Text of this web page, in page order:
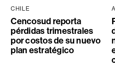
CHILE
Cencosud reporta
pérdidas trimestrales
por costos de su nuevo
plan estratégico